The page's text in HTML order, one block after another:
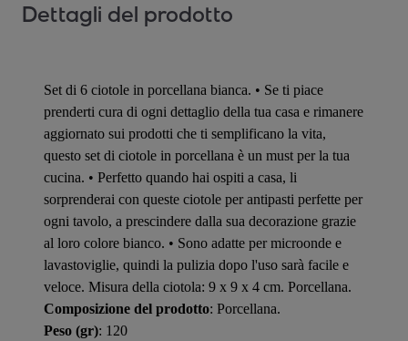
Dettagli del prodotto
Set di 6 ciotole in porcellana bianca. • Se ti piace
prenderti cura di ogni dettaglio della tua casa e rimanere
aggiornato sui prodotti che ti semplificano la vita,
questo set di ciotole in porcellana è un must per la tua
cucina. • Perfetto quando hai ospiti a casa, li
sorprenderai con queste ciotole per antipasti perfette per
ogni tavolo, a prescindere dalla sua decorazione grazie
al loro colore bianco. • Sono adatte per microonde e
lavastoviglie, quindi la pulizia dopo l'uso sarà facile e
veloce. Misura della ciotola: 9 x 9 x 4 cm. Porcellana.
Composizione del prodotto: Porcellana.
Peso (gr): 120